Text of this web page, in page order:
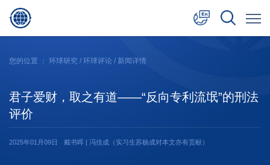
日本語
您的位置 ： 环球研究 / 环球评论 / 新闻详情
君子爱财，取之有道——“反向专利流氓”的刑法
评价
2025年01月09日 戴书晖 | 冯佳成（实习生苏杨成对本文亦有贡献）